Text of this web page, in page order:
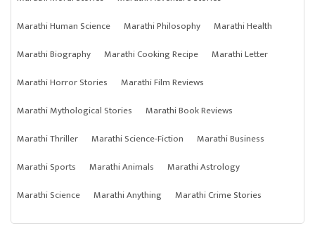
Marathi Human Science
Marathi Philosophy
Marathi Health
Marathi Biography
Marathi Cooking Recipe
Marathi Letter
Marathi Horror Stories
Marathi Film Reviews
Marathi Mythological Stories
Marathi Book Reviews
Marathi Thriller
Marathi Science-Fiction
Marathi Business
Marathi Sports
Marathi Animals
Marathi Astrology
Marathi Science
Marathi Anything Marathi Crime Stories